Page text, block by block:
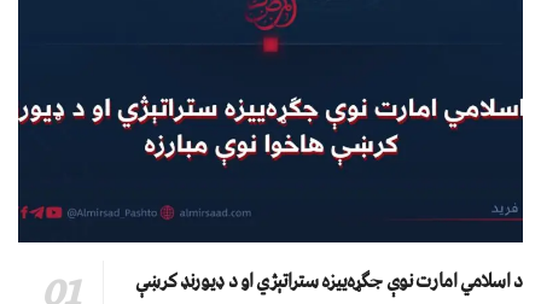
د اسلامي امارت نوې جګړه‌ییزه ستراتېژي او د ډیورنډ کرښې